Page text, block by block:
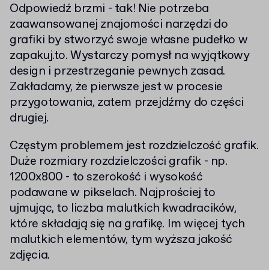
Odpowiedź brzmi - tak! Nie potrzeba
zaawansowanej znajomości narzędzi do
grafiki by stworzyć swoje własne pudełko w
zapakuj.to. Wystarczy pomysł na wyjątkowy
design i przestrzeganie pewnych zasad.
Zakładamy, że pierwsze jest w procesie
przygotowania, zatem przejdźmy do części
drugiej.
Częstym problemem jest rozdzielczość grafik.
Duże rozmiary rozdzielczości grafik - np.
1200x800 - to szerokość i wysokość
podawane w pikselach. Najprościej to
ujmując, to liczba malutkich kwadracików,
które składają się na grafikę. Im więcej tych
malutkich elementów, tym wyższa jakość
zdjęcia.